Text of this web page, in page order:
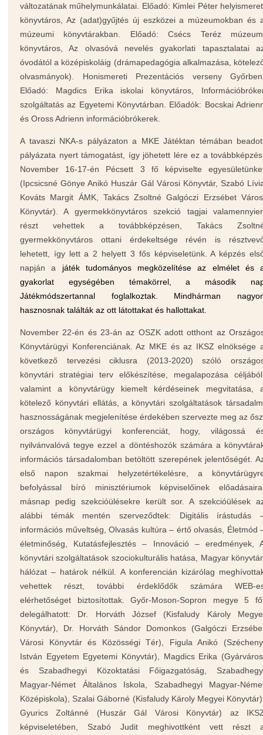
változatának műhelymunkálatai. Előadó: Kimlei Péter
könyvtáros, Az (adat)gyűjtés új eszközei a múzeumokban és
múzeumi könyvtárakban. Előadó: Csécs Teréz
könyvtáros, Az olvasóvá nevelés gyakorlati tapasztalatai
óvodától a középiskoláig (drámapedagógia alkalmazása,
olvasmányok). Honismereti Prezentációs verseny
Előadó: Magdics Erika iskolai könyvtáros,
szolgáltatás az Egyetemi Könyvtárban. Előadók: Bocskai
és Oross Adrienn információbrókerek.
A tavaszi NKA-s pályázaton a MKE Játéktan témában
pályázata nyert támogatást, így jöhetett lére ez a
November 16-17-én Pécsett 3 fő képviselte
(Ipcsicsné Gönye Anikó Huszár Gál Városi Könyvtár, Szabó
Kováts Margit ÁMK, Takács Zsoltné Galgóczi Erzsébet
Könyvtár). A gyermekkönyvtáros szekció tagjai
részt vehettek a továbbképzésen, Takács
gyermekkönyvtáros ottani érdekeltsége révén is
lehetett, így lett a 2 helyett 3 fős képviseletünk. A képzés
napján a játék tudományos megközelítése az elmélet és
gyakorlat egységében témakörrel, a második
Játékmódszertannal foglalkoztak. Mindhárman
hasznosnak találták az ott látottakat és hallottakat.
November 22-én és 23-án az OSZK adott otthont az
Könyvtárügyi Konferenciának. Az MKE és az IKSZ elnöksége
következő tervezési ciklusra (2013-2020) szóló
könyvtári stratégiai terv előkészítése, megalapozása
valamint a könyvtárügy kiemelt kérdéseinek megvitatása,
kötelező könyvtári ellátás, a könyvtári szolgáltatások
hasznosságának megjelenítése érdekében szervezte meg az
országos könyvtárügyi konferenciát, hogy, világossá
nyilvánvalóvá tegye ezzel a döntéshozók számára a
információs társadalomban betöltött szerepének jelentőségét.
első napon szakmai helyzetértékelésre, a
befolyással bíró minisztériumok képviselőinek
másnap pedig szekcióülésekre került sor. A szekcióülések
alábbi témák mentén szerveződtek: Digitális írástudás
információs műveltség, Olvasás kultúra – értő olvasás, Életmód
életminőség, Kutatásfejlesztés – Innováció – eredmények,
könyvtári szolgáltatások szociokulturális hatása, Magyar
hálózat – határok nélkül. A konferencián kizárólag
vehettek részt, további érdeklődők számára WEB-
elérhetőséget biztosítottak. Győr-Moson-Sopron megye 5
delegálhatott: Dr. Horváth József (Kisfaludy Károly
Könyvtár), Dr. Horváth Sándor Domonkos (Galgóczi
Városi Könyvtár és Közösségi Tér), Figula Anikó
István Egyetem Egyetemi Könyvtár), Magdics Erika
és Szabadhegyi Közoktatási Főigazgatóság,
Magyar-Német Általános Iskola, Szabadhegyi Magyar-
Középiskola), Szalai Gáborné (Kisfaludy Károly Megyei
Gyurics Zoltánné (Huszár Gál Városi Könyvtár) az
képviseletében, Szabó Judit meghivottként vett részt